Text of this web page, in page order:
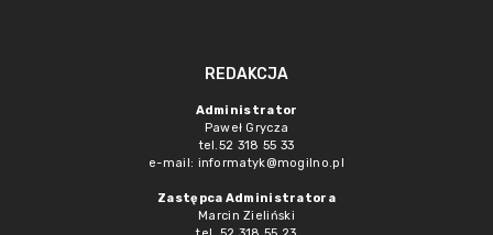
REDAKCJA
Administrator
Paweł Grycza
tel.52 318 55 33
e-mail: informatyk@mogilno.pl
Zastępca Administratora
Marcin Zieliński